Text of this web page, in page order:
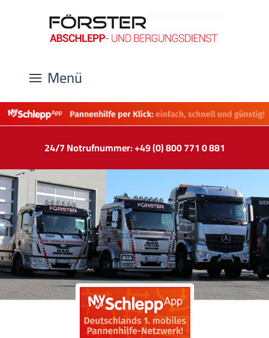
Menü
24/7 Notrufnummer: +49 (0) 800 771 0 881